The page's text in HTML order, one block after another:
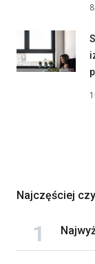
Najczęściej